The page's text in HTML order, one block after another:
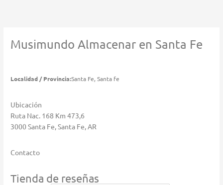
MusimundoAlmacenar en Santa Fe
Localidad / Provincia:Santa Fe, Santa fe
Ubicación
Ruta Nac. 168 Km 473,6
3000 Santa Fe, Santa Fe, AR
Contacto
Tienda de reseñas